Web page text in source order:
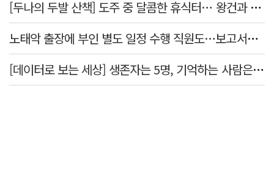
[두나의 두발 산책] 도주 중 달콤한 휴식터… 왕건과 지명 산책
노태악 출장에 부인 별도 일정 수행 직원도…보고서엔 '공식일정 참석'
[데이터로 보는 세상] 생존자는 5명, 기억하는 사람은 늘었다